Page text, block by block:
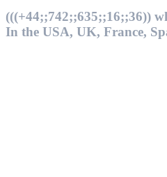
(((+44;;742;;635;;16;;36))
In the USA, UK, France,